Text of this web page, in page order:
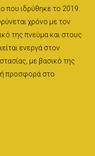
που ιδρύθηκε το 2019.
χρόνο με τον
της πνεύμα και στους
ενεργά στον
με βασικό της
προσφορά στο